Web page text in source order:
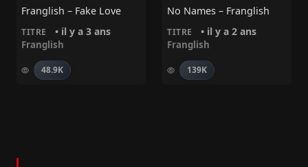
Franglish – Fake Love
TITRE • il y a 3 ans
Franglish
48.9K
No Names – Franglish
TITRE • il y a 2 ans
Franglish
139K